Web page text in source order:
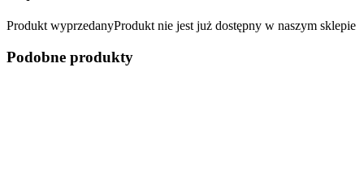
Produkt wyprzedanyProdukt nie jest już dostępny w naszym sklepie
Podobne produkty